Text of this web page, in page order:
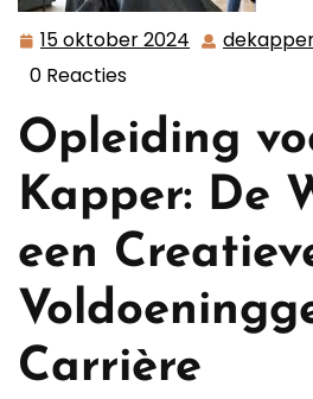
15 oktober 2024 15
0 Reacties
Opleiding
Kapper: De
een
Carrière